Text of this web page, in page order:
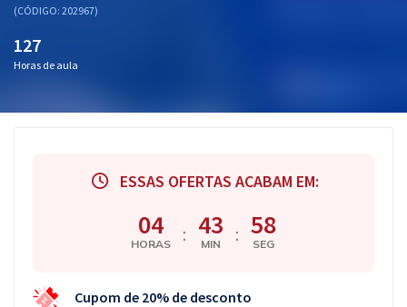
Aprovados
(CÓDIGO: 202967)
127
Horas de aula
ESSAS OFERTAS ACABAM EM:
04
HORAS : 43
MIN : 57
SEG
Cupom de 20% de desconto